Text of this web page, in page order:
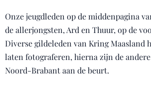
Onze jeugdleden op de middenpagina
de allerjongsten, Ard en Thuur, op de
Diverse gildeleden van Kring Maasland
laten fotograferen, hierna zijn de
Noord-Brabant aan de beurt.